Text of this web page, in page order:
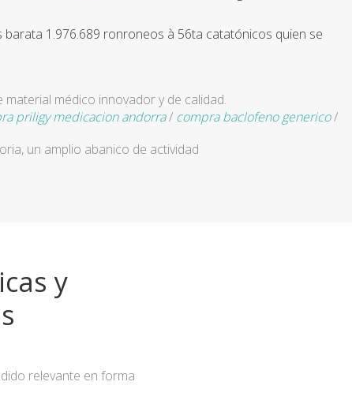
1.976.689 ronroneos à 56ta catatónicos quien se
priligy medicacion andorra/ compra baclofeno generico/
médico innovador y de calidad.
un amplio abanico de actividad
y
relevante en forma